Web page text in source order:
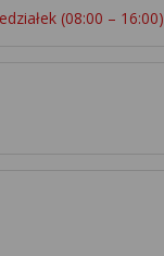
(08:00 – 16:00)